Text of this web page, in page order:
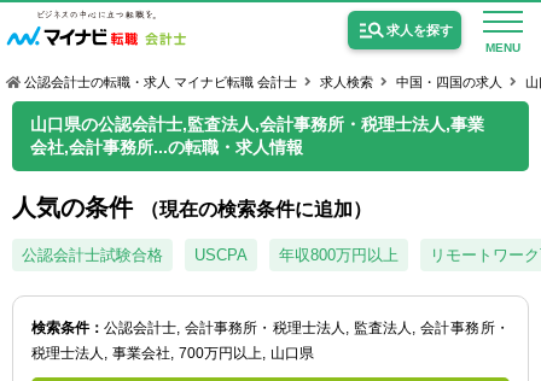
MENU
求人を探す
公認会計士試験合格向けの求人
公認会計士の転職・求人 マイナビ転職 会計士 求人検索 中国・四国の求人 山
山口県の公認会計士,監査法人,会計事務所・税理士法人,事業
会社,会計事務所...の転職・求人情報
人気の条件 （現在の検索条件に追加）
公認会計士試験合格 USCPA 年収800万円以上 リモートワー
検索条件： 公認会計士 会計事務所・税理士法人 監査法人
会計事務所・
税理士法人
事業会社 700万円以上 山口県